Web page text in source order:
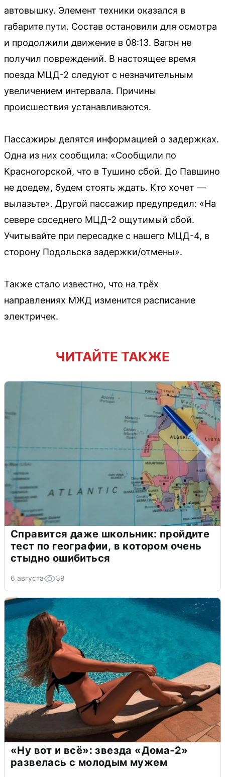
автовышку. Элемент техники оказался в
габарите пути. Состав остановили для осмотра
и продолжили движение в 08:13. Вагон не
получил повреждений. В настоящее время
поезда МЦД-2 следуют с незначительным
увеличением интервала. Причины
происшествия устанавливаются.
Пассажиры делятся информацией о задержках.
Одна из них сообщила: «Сообщили по
Красногорской, что в Тушино сбой. До Павшино
не доедем, будем стоять ждать. Кто хочет —
вылазьте». Другой пассажир предупредил: «На
севере соседнего МЦД-2 ощутимый сбой.
Учитывайте при пересадке с нашего МЦД-4, в
сторону Подольска задержки/отмены».
Также стало известно, что на трёх
направлениях МЖД изменится расписание
электричек.
ЧИТАЙТЕ ТАКЖЕ
Справится даже школьник: пройдите
тест по географии, в котором очень
стыдно ошибиться
6 августа 39
«Ну вот и всё»: звезда «Дома-2»
развелась с молодым мужем